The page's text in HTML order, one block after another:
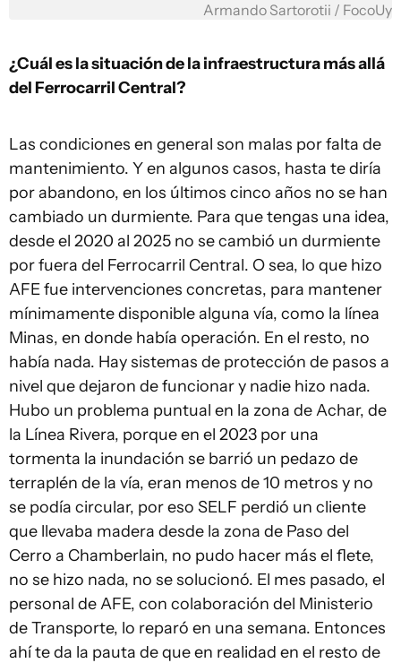
Armando Sartorotii / FocoUy
¿Cuál es la situación de la infraestructura más allá
del Ferrocarril Central?
Las condiciones en general son malas por falta de
mantenimiento. Y en algunos casos, hasta te diría
por abandono, en los últimos cinco años no se han
cambiado un durmiente. Para que tengas una idea,
desde el 2020 al 2025 no se cambió un durmiente
por fuera del Ferrocarril Central. O sea, lo que hizo
AFE fue intervenciones concretas, para mantener
mínimamente disponible alguna vía, como la línea
Minas, en donde había operación. En el resto, no
había nada. Hay sistemas de protección de pasos a
nivel que dejaron de funcionar y nadie hizo nada.
Hubo un problema puntual en la zona de Achar, de
la Línea Rivera, porque en el 2023 por una
tormenta la inundación se barrió un pedazo de
terraplén de la vía, eran menos de 10 metros y no
se podía circular, por eso SELF perdió un cliente
que llevaba madera desde la zona de Paso del
Cerro a Chamberlain, no pudo hacer más el flete,
no se hizo nada, no se solucionó. El mes pasado, el
personal de AFE, con colaboración del Ministerio
de Transporte, lo reparó en una semana. Entonces
ahí te da la pauta de que en realidad en el resto de